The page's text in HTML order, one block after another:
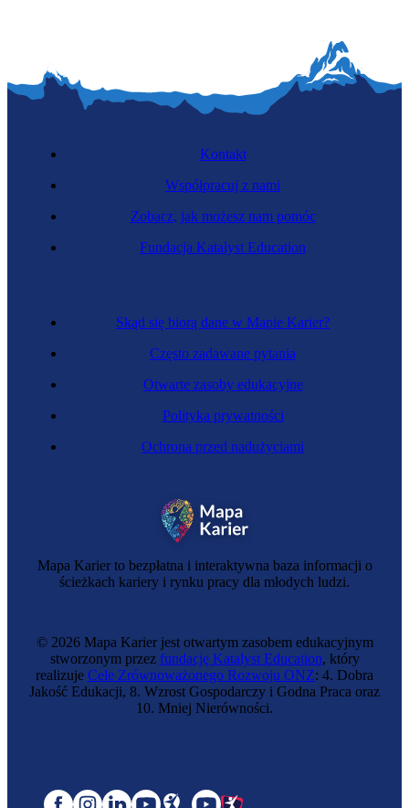
Mapa Karier to bezpłatna i interaktywna baza informacji o
ścieżkach kariery i rynku pracy dla młodych ludzi.
Skąd się biorą dane w Mapie Karier?
Często zadawane pytania
Otwarte zasoby edukacyjne
Polityka prywatności
Ochrona przed nadużyciami
Kontakt
Współpracuj z nami
Zobacz, jak możesz nam pomóc
Fundacja Katalyst Education
© 2026 Mapa Karier jest otwartym zasobem edukacyjnym
stworzonym przez fundację Katalyst Education, który
realizuje Cele Zrównoważonego Rozwoju ONZ: 4. Dobra
Jakość Edukacji, 8. Wzrost Gospodarczy i Godna Praca oraz
10. Mniej Nierówności.